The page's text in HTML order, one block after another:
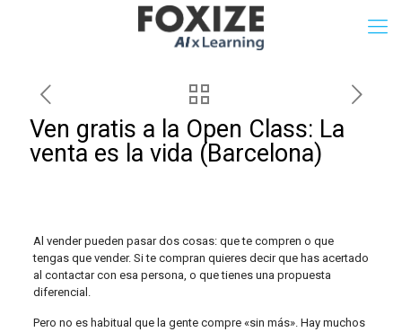
Ven gratis a la Open Class: La
venta es la vida (Barcelona)
Al vender pueden pasar dos cosas: que te compren o que
tengas que vender. Si te compran quieres decir que has acertado
al contactar con esa persona, o que tienes una propuesta
diferencial.
Pero no es habitual que la gente compre «sin más». Hay muchos